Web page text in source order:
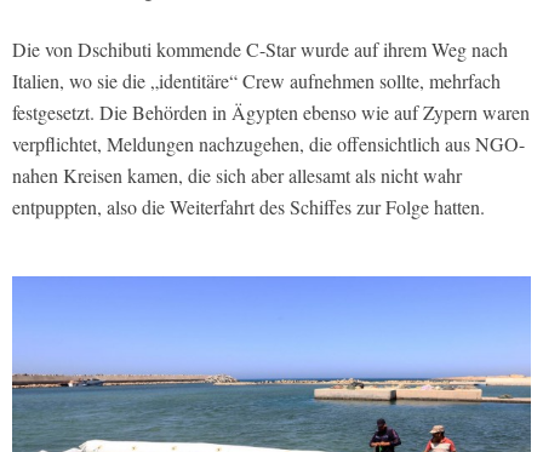
Die von Dschibuti kommende C-Star wurde auf ihrem Weg nach
Italien, wo sie die „identitäre“ Crew aufnehmen sollte, mehrfach
festgesetzt. Die Behörden in Ägypten ebenso wie auf Zypern waren
verpflichtet, Meldungen nachzugehen, die offensichtlich aus NGO-
nahen Kreisen kamen, die sich aber allesamt als nicht wahr
entpuppten, also die Weiterfahrt des Schiffes zur Folge hatten.